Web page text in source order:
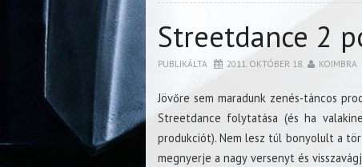
Streetdance 2
PUBLIKÁLTA 2011. OKTÓBER 18. KOIMBRA
Jövőre sem maradunk zenés-táncos
Streetdance folytatása (és ha
produkciót). Nem lesz túl bonyolult a
megnyerje a nagy versenyt és